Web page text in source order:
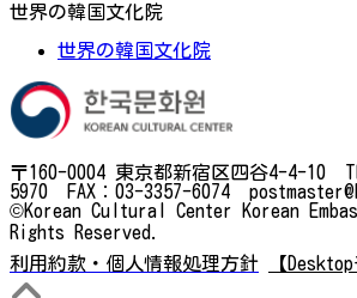
世界の韓国文化院
世界の韓国文化院
〒160-0004 東京都新宿区四谷4-4-10
5970 FAX：03-3357-6074
©Korean Cultural Center Korean
Rights Reserved.
利用約款・個人情報処理方針
【